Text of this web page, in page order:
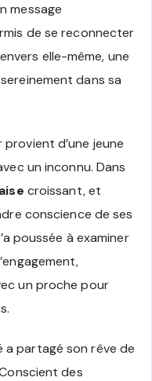
message
de se reconnecter
envers elle-même, une
dans sa
d’une jeune
un inconnu. Dans
croissant, et
conscience de ses
poussée à examiner
un proche pour
a partagé son rêve de
des